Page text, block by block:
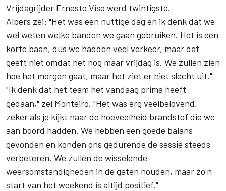
Vrijdagrijder Ernesto Viso werd twintigste.
Albers zei: "Het was een nuttige dag en ik denk dat we
wel weten welke banden we gaan gebruiken. Het is een
korte baan, dus we hadden veel verkeer, maar dat
geeft niet omdat het nog maar vrijdag is. We zullen zien
hoe het morgen gaat, maar het ziet er niet slecht uit."
"Ik denk dat het team het vandaag prima heeft
gedaan," zei Monteiro. "Het was erg veelbelovend,
zeker als je kijkt naar de hoeveelheid brandstof die we
aan boord hadden. We hebben een goede balans
gevonden en konden ons gedurende de sessie steeds
verbeteren. We zullen de wisselende
weersomstandigheden in de gaten houden, maar zo'n
start van het weekend is altijd positief."